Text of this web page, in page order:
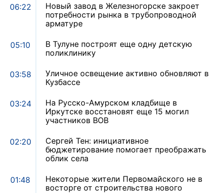
06:22
Новый завод в Железногорске закроет
потребности рынка в трубопроводной
арматуре
05:10
В Тулуне построят еще одну детскую
поликлинику
03:58
Уличное освещение активно обновляют в
Кузбассе
03:24
На Русско-Амурском кладбище в
Иркутске восстановят еще 15 могил
участников ВОВ
02:20
Сергей Тен: инициативное
бюджетирование помогает преображать
облик села
01:48
Некоторые жители Первомайского не в
восторге от строительства нового